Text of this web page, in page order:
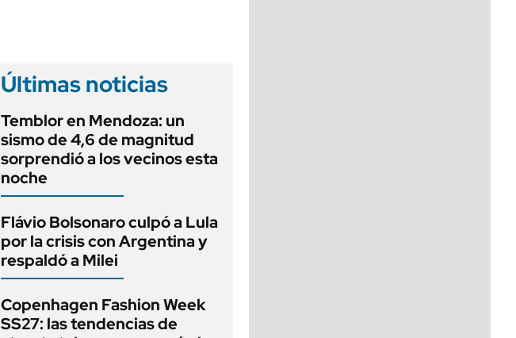
Últimas noticias
Temblor en Mendoza: un
sismo de 4,6 de magnitud
sorprendió a los vecinos esta
noche
Flávio Bolsonaro culpó a Lula
por la crisis con Argentina y
respaldó a Milei
Copenhagen Fashion Week
SS27: las tendencias de